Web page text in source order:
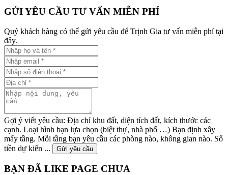
GỬI YÊU CẦU TƯ VẤN MIỄN PHÍ
Quý khách hàng có thể gửi yêu cầu để Trịnh Gia tư vấn miễn phí tại
đây.
Gợi ý viết yêu cầu: Địa chỉ khu đất, diện tích đất, kích thước các
cạnh. Loại hình bạn lựa chọn (biệt thự, nhà phố …) Bạn định xây
mấy tầng. Mỗi tầng bạn yêu cầu các phòng nào, không gian nào. Số
tiền dự kiến ...
Gửi yêu cầu
BẠN ĐÃ LIKE PAGE CHƯA